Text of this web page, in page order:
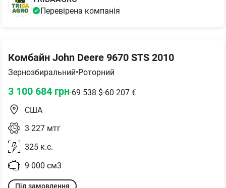
Перевірена компанія
Комбайн John Deere 9670 STS 2010
Зернозбиральний•Роторний
3 100 684 грн·69 538 $·60 207 €
США
3 227 мтг
325 к.с.
9 000 см3
Під замовлення